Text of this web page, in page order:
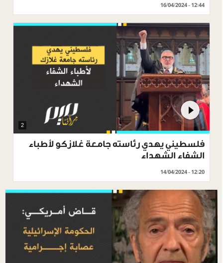
16/04/2024 - 12:44
2
فلسطيني يهدي رئاسته جامعة غلازكو لأطباء
الشفاء الشهداء
14/04/2024 - 12:20